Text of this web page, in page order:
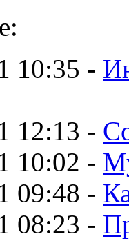
10:35 -
12:13 -
10:02 -
09:48 -
08:23 -